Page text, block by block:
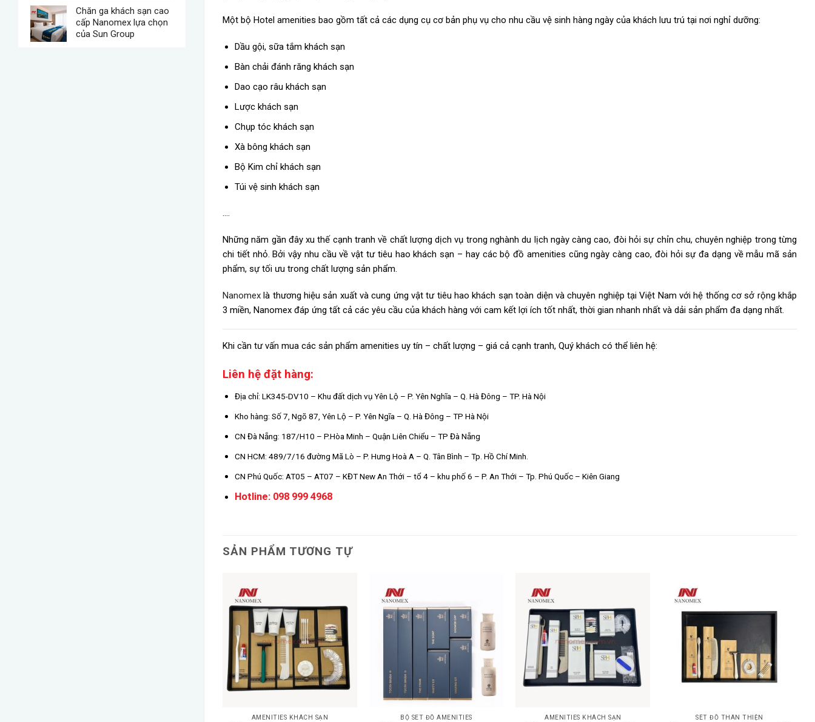
Chăn ga khách sạn cao
cấp Nanomex lựa chọn
của Sun Group
Một bộ Hotel amenities bao gồm tất cả các dụng cụ cơ bản phụ vụ cho nhu cầu vệ sinh hàng ngày của khách lưu trú tại nơi nghỉ dưỡng:
Dầu gội, sữa tắm khách sạn
Bàn chải đánh răng khách sạn
Dao cạo râu khách sạn
Lược khách sạn
Chụp tóc khách sạn
Xà bông khách sạn
Bộ Kim chỉ khách sạn
Túi vệ sinh khách sạn
….
Những năm gần đây xu thế cạnh tranh về chất lượng dịch vụ trong nghành du lịch ngày càng cao, đòi hỏi sự chỉn chu, chuyên nghiệp trong từng
chi tiết nhỏ. Bởi vậy nhu cầu về vật tư tiêu hao khách sạn – hay các bộ đồ amenities cũng ngày càng cao, đòi hỏi sự đa dạng về mẫu mã sản
phẩm, sự tối ưu trong chất lượng sản phẩm.
Nanomex là thương hiệu sản xuất và cung ứng vật tư tiêu hao khách sạn toàn diện và chuyên nghiệp tại Việt Nam với hệ thống cơ sở rộng khắp
3 miền, Nanomex đáp ứng tất cả các yêu cầu của khách hàng với cam kết lợi ích tốt nhất, thời gian nhanh nhất và dải sản phẩm đa dạng nhất.
Khi cần tư vấn mua các sản phẩm amenities uy tín – chất lượng – giá cả cạnh tranh, Quý khách có thể liên hệ:
Liên hệ đặt hàng:
Địa chỉ: LK345-DV10 – Khu đất dịch vụ Yên Lộ – P. Yên Nghĩa – Q. Hà Đông – TP. Hà Nội
Kho hàng: Số 7, Ngõ 87, Yên Lộ – P. Yên Ngĩa – Q. Hà Đông – TP Hà Nội
CN Đà Nẵng: 187/H10 – P.Hòa Minh – Quận Liên Chiểu – TP Đà Nẵng
CN HCM: 489/7/16 đường Mã Lò – P. Hưng Hoà A – Q. Tân Bình – Tp. Hồ Chí Minh.
CN Phú Quốc: AT05 – AT07 – KĐT New An Thới – tổ 4 – khu phố 6 – P. An Thới – Tp. Phú Quốc – Kiên Giang
Hotline: 098 999 4968
SẢN PHẨM TƯƠNG TỰ
Add to
wishlist
AMENITIES KHÁCH SẠN
Add to
wishlist
BỘ SET ĐỒ AMENITIES
Add to
wishlist
AMENITIES KHÁCH SẠN SÉT ĐỒ THÂN THIỆN